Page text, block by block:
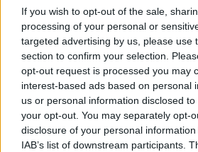
If you wish to opt-out of the sale,
processing of your personal or
targeted advertising by us, please use
section to confirm your selection.
opt-out request is processed you may
interest-based ads based on personal
us or personal information disclosed
your opt-out. You may separately opt-
disclosure of your personal
IAB’s list of downstream participants.
Parc Fermé
6 órája
MotoGP: Bezzecchi közel egy
körrekordon